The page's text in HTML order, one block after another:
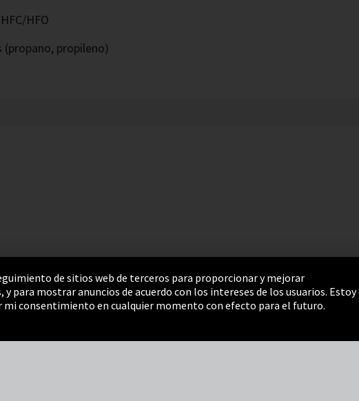
HFO
(propano, propileno)
de privacidad Cookie Settings Términos y Condiciones
de sitios web de terceros para proporcionar y mejorar
para mostrar anuncios de acuerdo con los intereses de los usuarios. Estoy
mi consentimiento en cualquier momento con efecto para el futuro.